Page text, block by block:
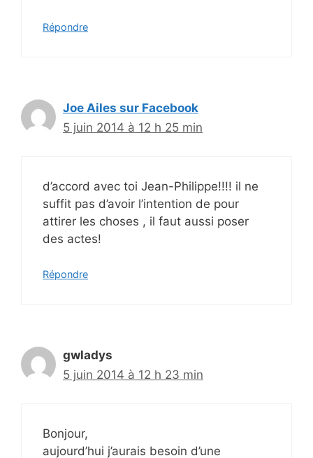
Répondre
Joe Ailes sur Facebook
5 juin 2014 à 12 h 25 min
d’accord avec toi Jean-Philippe!!!! il ne
suffit pas d’avoir l’intention de pour
attirer les choses , il faut aussi poser
des actes!
Répondre
gwladys
5 juin 2014 à 12 h 23 min
Bonjour,
aujourd’hui j’aurais besoin d’une